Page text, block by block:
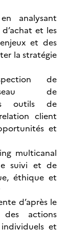
analysant
et les
et des
la stratégie
de
de
outils de
client
et
multicanal
suivi et de
éthique et
d’après le
actions
et